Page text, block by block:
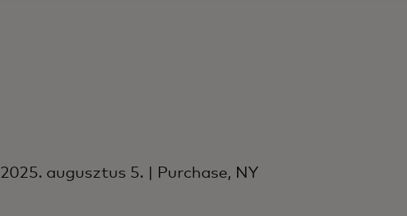
2025. augusztus 5. | Purchase, NY